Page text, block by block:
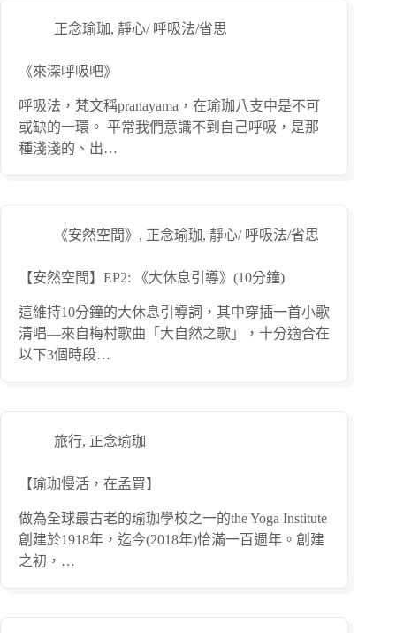
正念瑜珈, 靜心/ 呼吸法/省思
《來深呼吸吧》
呼吸法，梵文稱pranayama，在瑜珈八支中是不可
或缺的一環。 平常我們意識不到自己呼吸，是那
種淺淺的、出…
《安然空間》 , 正念瑜珈, 靜心/ 呼吸法/省思
【安然空間】EP2: 《大休息引導》(10分鐘)
這維持10分鐘的大休息引導詞，其中穿插一首小歌
清唱—來自梅村歌曲「大自然之歌」，十分適合在
以下3個時段…
旅行, 正念瑜珈
【瑜珈慢活，在孟買】
做為全球最古老的瑜珈學校之一的the Yoga Institute
創建於1918年，迄今(2018年)恰滿一百週年。創建
之初，…